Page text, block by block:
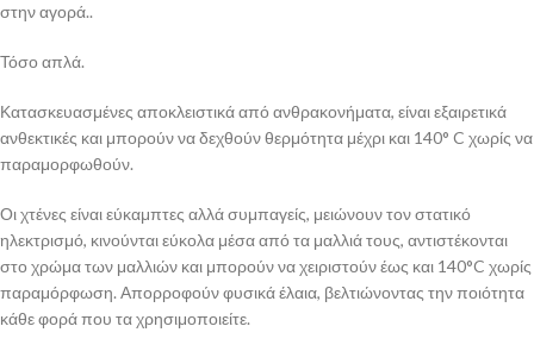
στην αγορά..
Τόσο απλά.
Κατασκευασμένες αποκλειστικά από ανθρακονήματα, είναι εξαιρετικά
ανθεκτικές και μπορούν να δεχθούν θερμότητα μέχρι και 140° C χωρίς να
παραμορφωθούν.
Οι χτένες είναι εύκαμπτες αλλά συμπαγείς, μειώνουν τον στατικό
ηλεκτρισμό, κινούνται εύκολα μέσα από τα μαλλιά τους, αντιστέκονται
στο χρώμα των μαλλιών και μπορούν να χειριστούν έως και 140°C χωρίς
παραμόρφωση. Απορροφούν φυσικά έλαια, βελτιώνοντας την ποιότητα
κάθε φορά που τα χρησιμοποιείτε.